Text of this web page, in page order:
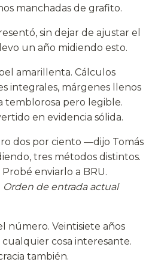
manchadas de grafito.
sin dejar de ajustar el
un año midiendo esto.
amarillenta. Cálculos
integrales, márgenes llenos
temblorosa pero legible.
en evidencia sólida.
dos por ciento —dijo Tomás
tres métodos distintos.
enviarlo a BRU.
Orden de entrada actual
número. Veintisiete años
cosa interesante.
también.